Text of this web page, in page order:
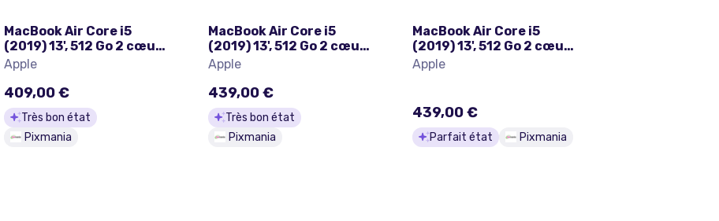
MacBook Air Core i5
(2019) 13', 512 Go 2 cœurs
16 Go UHD Graphics 617,
Gris sidéral - QWERTY
Espagnol - Très bon état
Apple
409,00 €
Très bon état
Pixmania
MacBook Air Core i5
(2019) 13', 512 Go 2 cœurs
16 Go UHD Graphics 617,
Argent - QWERTY
Espagnol - Très bon état
Apple
439,00 €
Très bon état
Pixmania
MacBook Air Core i5
(2019) 13', 512 Go 2 cœurs
16 Go UHD Graphics 617,
Gris sidéral - QWERTY
Apple
439,00 €
Parfait état Pixmania